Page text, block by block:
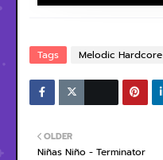
Tags Melodic Hardcore
OLDER
Niñas Niño - Terminator